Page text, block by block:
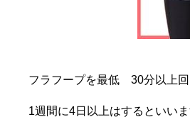
フラフープを最低 30分以上回
1週間に4日以上はするといいま